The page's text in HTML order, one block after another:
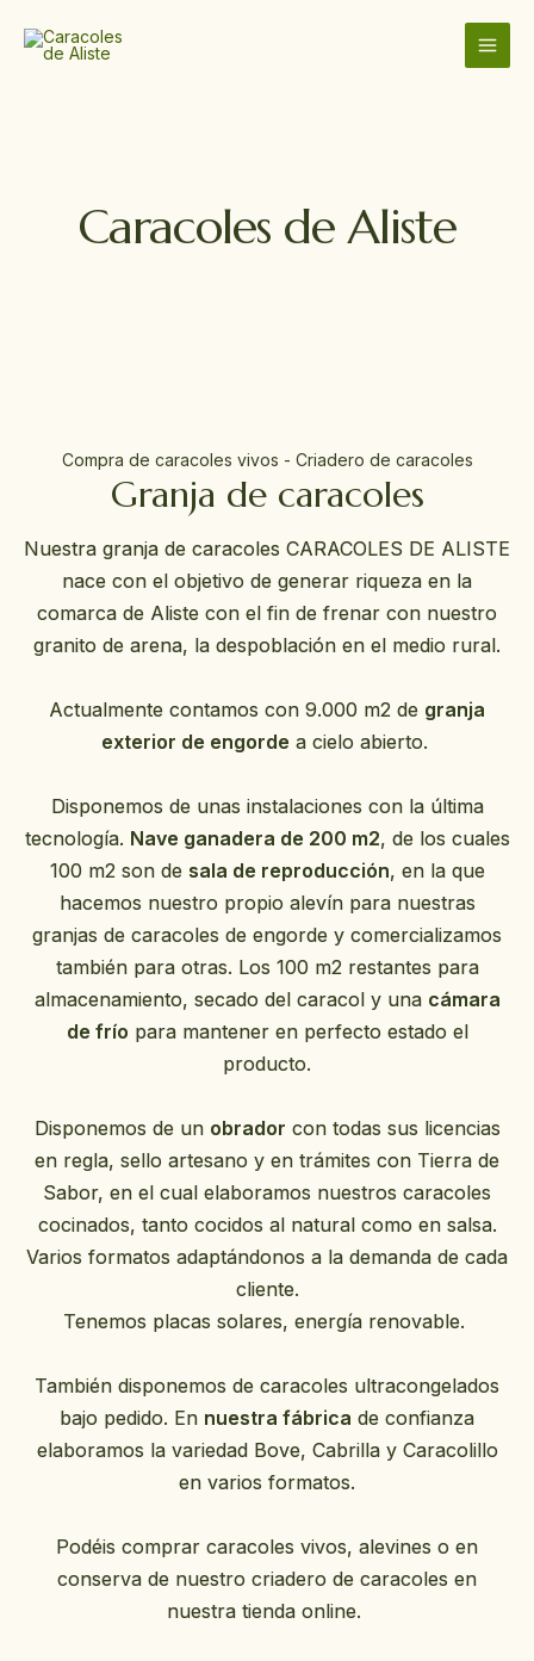
Caracoles de Aliste
Compra de caracoles vivos - Criadero de caracoles
Granja de caracoles
Nuestra granja de caracoles CARACOLES DE ALISTE
nace con el objetivo de generar riqueza en la
comarca de Aliste con el fin de frenar con nuestro
granito de arena, la despoblación en el medio rural.
Actualmente contamos con 9.000 m2 de granja
exterior de engorde a cielo abierto.
Disponemos de unas instalaciones con la última
tecnología. Nave ganadera de 200 m2, de los cuales
100 m2 son de sala de reproducción, en la que
hacemos nuestro propio alevín para nuestras
granjas de caracoles de engorde y comercializamos
también para otras. Los 100 m2 restantes para
almacenamiento, secado del caracol y una cámara
de frío para mantener en perfecto estado el
producto.
Disponemos de un obrador con todas sus licencias
en regla, sello artesano y en trámites con Tierra de
Sabor, en el cual elaboramos nuestros caracoles
cocinados, tanto cocidos al natural como en salsa.
Varios formatos adaptándonos a la demanda de cada
cliente.
Tenemos placas solares, energía renovable.
También disponemos de caracoles ultracongelados
bajo pedido. En nuestra fábrica de confianza
elaboramos la variedad Bove, Cabrilla y Caracolillo
en varios formatos.
Podéis comprar caracoles vivos, alevines o en
conserva de nuestro criadero de caracoles en
nuestra tienda online.